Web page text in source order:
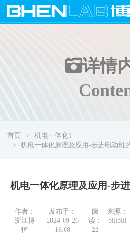
详情
首页
机电一体化1
机电一体化原理及应用-步进电动机
机电一体化原理及应用-步
作者：
浙江博
恒
发布于：
2024-09-26
16:08
阅
读：
22
来源：
bilibili